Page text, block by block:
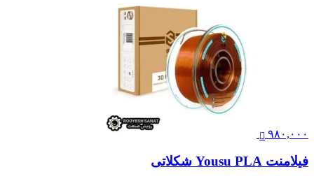
۹۸۰,۰۰۰
فیلامنت Yousu PLA شکلاتی